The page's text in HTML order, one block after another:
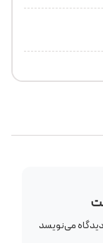
دیدگاه می‌نویسد